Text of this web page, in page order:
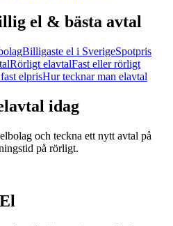
el & bästa avtal
Billigaste el i SverigeSpotpris
Rörligt elavtalFast eller rörligt
elprisHur tecknar man elavtal
idag
och teckna ett nytt avtal på
på rörligt.